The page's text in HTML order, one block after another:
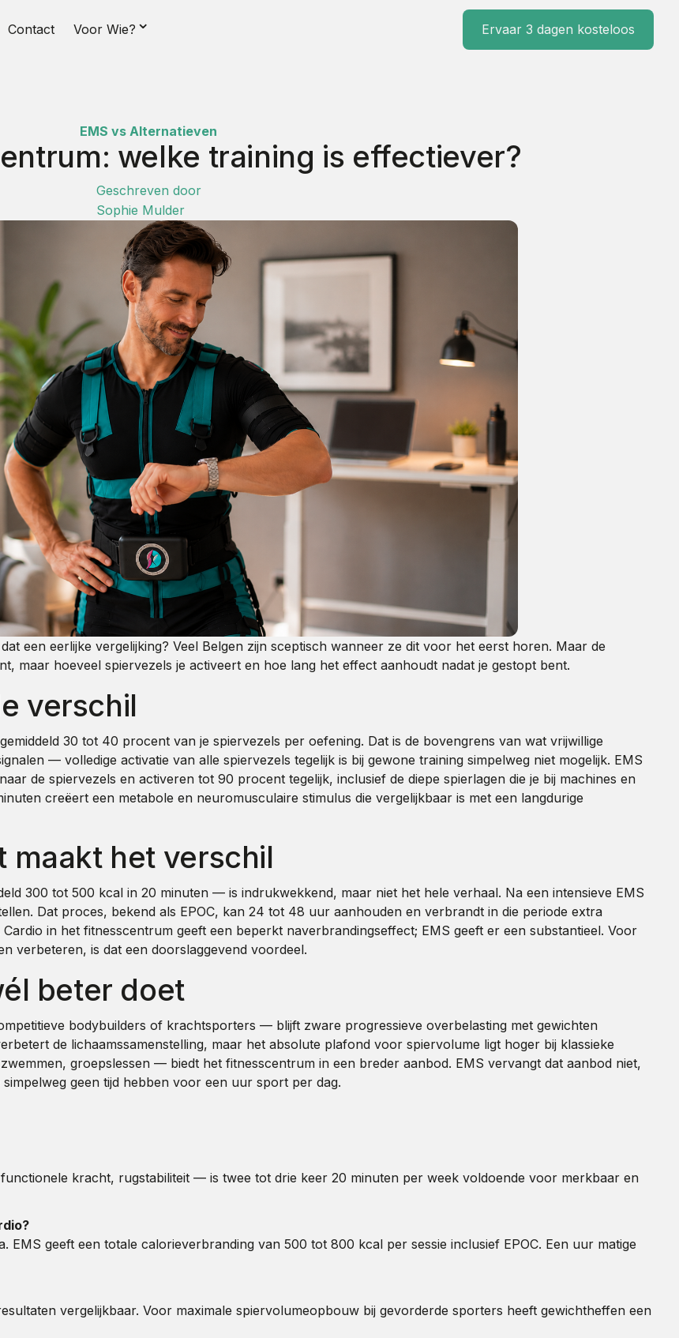
Contact Voor Wie? ⌄ Ervaar 3 dagen kosteloos
EMS vs Alternatieven
welke training is effectiever?
Geschreven door
Sophie Mulder
een eerlijke vergelijking? Veel Belgen zijn sceptisch wanneer ze dit voor het eerst horen. Maar de
maar hoeveel spiervezels je activeert en hoe lang het effect aanhoudt nadat je gestopt bent.
verschil
30 tot 40 procent van je spiervezels per oefening. Dat is de bovengrens van wat vrijwillige
— volledige activatie van alle spiervezels tegelijk is bij gewone training simpelweg niet mogelijk. EMS
de spiervezels en activeren tot 90 procent tegelijk, inclusief de diepe spierlagen die je bij machines en
creëert een metabole en neuromusculaire stimulus die vergelijkbaar is met een langdurige
maakt het verschil
300 tot 500 kcal in 20 minuten — is indrukwekkend, maar niet het hele verhaal. Na een intensieve EMS
Dat proces, bekend als EPOC, kan 24 tot 48 uur aanhouden en verbrandt in die periode extra
in het fitnesscentrum geeft een beperkt naverbrandingseffect; EMS geeft er een substantieel. Voor
verbeteren, is dat een doorslaggevend voordeel.
beter doet
bodybuilders of krachtsporters — blijft zware progressieve overbelasting met gewichten
de lichaamssamenstelling, maar het absolute plafond voor spiervolume ligt hoger bij klassieke
groepslessen — biedt het fitnesscentrum in een breder aanbod. EMS vervangt dat aanbod niet,
geen tijd hebben voor een uur sport per dag.
kracht, rugstabiliteit — is twee tot drie keer 20 minuten per week voldoende voor merkbaar en
EMS geeft een totale calorieverbranding van 500 tot 800 kcal per sessie inclusief EPOC. Een uur matige
vergelijkbaar. Voor maximale spiervolumeopbouw bij gevorderde sporters heeft gewichtheffen een